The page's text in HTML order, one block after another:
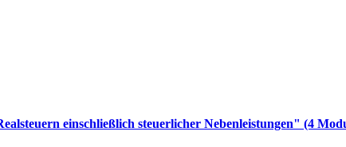
einschließlich steuerlicher Nebenleistungen" (4